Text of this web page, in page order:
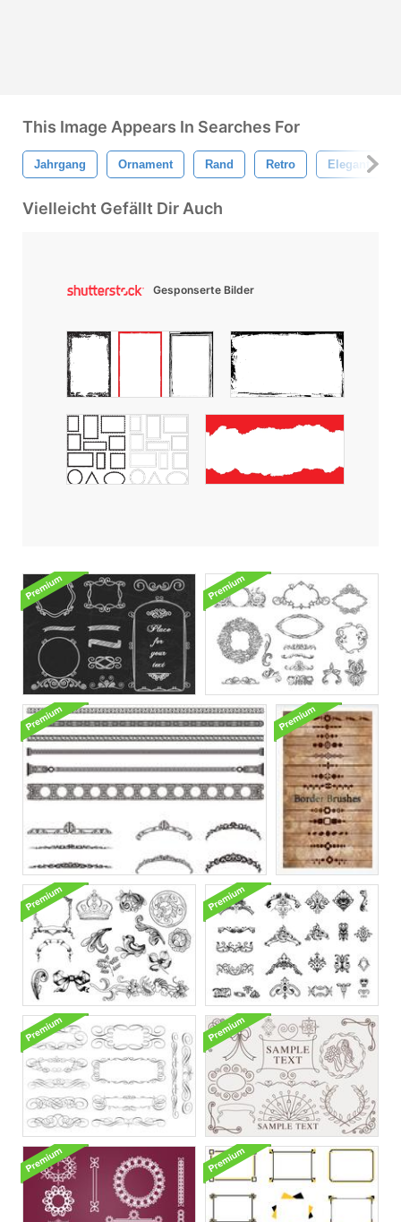
This Image Appears In Searches For
Jahrgang Ornament Rand Retro Elegant
Vielleicht Gefällt Dir Auch
Gesponserte Bilder